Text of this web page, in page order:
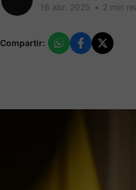
16 abr. 2025 • 2 min
Compartir: